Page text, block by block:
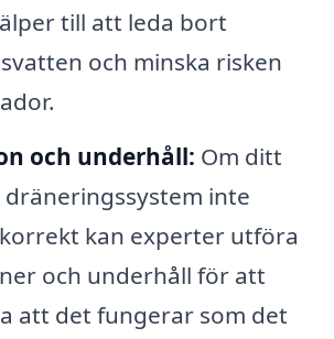
till att leda bort
och minska risken
och underhåll: Om ditt
inte
kan experter utföra
och underhåll för att
att det fungerar som det